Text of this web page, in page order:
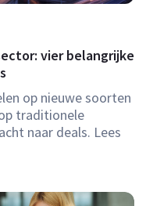
vier belangrijke
op nieuwe soorten
traditionele
naar deals. Lees